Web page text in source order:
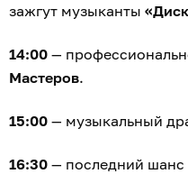
зажгут музыканты
14:00 —
Мастеров.
15:00 — музыкальный
16:30 — последний шанс